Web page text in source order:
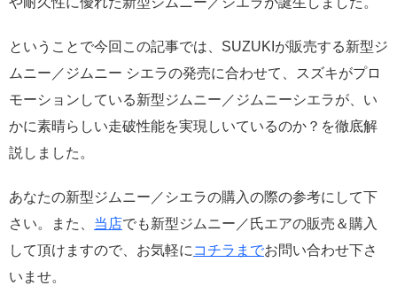
ということで今回この記事では、SUZUKIが販売する新型ジ
ムニー／ジムニー シエラの発売に合わせて、スズキがプロ
モーションしている新型ジムニー／ジムニーシエラが、い
かに素晴らしい走破性能を実現しいているのか？を徹底解
説しました。
あなたの新型ジムニー／シエラの購入の際の参考にして下
さい。また、 当店でも新型ジムニー／氏エアの販売＆購入
して頂けますので、お気軽に コチラまでお問い合わせ下さ
いませ。